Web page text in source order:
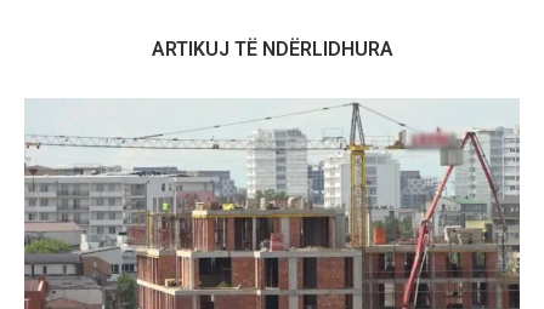
ARTIKUJ TË NDËRLIDHURA